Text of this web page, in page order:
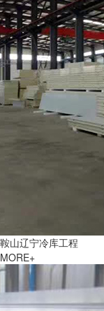
鞍山辽宁冷库工程
MORE+